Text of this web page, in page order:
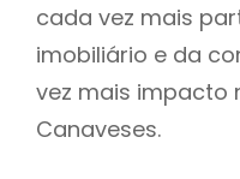
cada vez mais
imobiliário e da
vez mais impacto
Canaveses.